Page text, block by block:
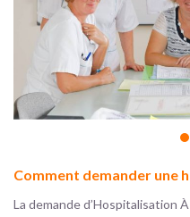
Comment demander une
La demande d’Hospitalisation